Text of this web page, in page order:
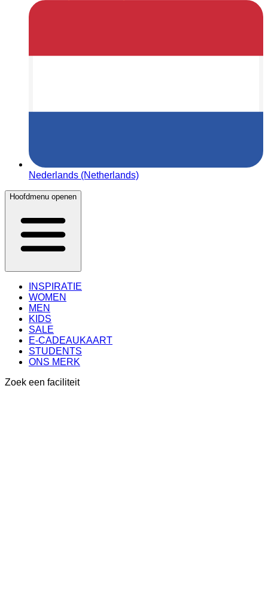
Nederlands (Netherlands)
Hoofdmenu openen
INSPIRATIE
WOMEN
MEN
KIDS
SALE
E-CADEAUKAART
STUDENTS
ONS MERK
Zoek een faciliteit